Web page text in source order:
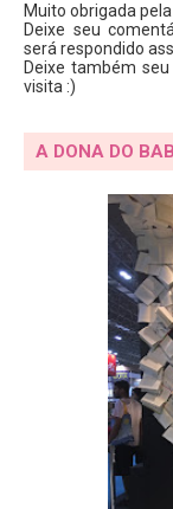
Muito obrigada
Deixe seu
será respondido
Deixe também
visita :)
A DONA DO